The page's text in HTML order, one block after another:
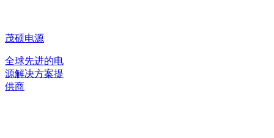
茂硕电源
全球先进的电
源解决方案提
供商